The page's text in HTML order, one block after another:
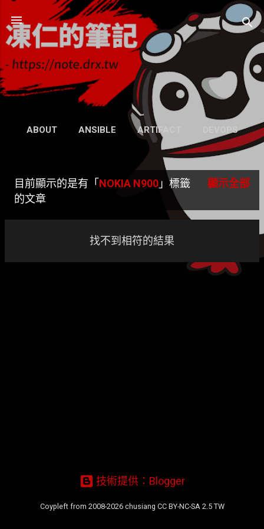
跳到主要內容
凍仁的筆記
- https://note.drx.tw
網頁
ABOUT ANSIBLE ARTIFACT DEVOPS
WIKI 更多…
GRAVATAR
發
表
章
目前顯示的是有「NOKIA N900 」標籤
的文章
顯示全部
找不到相符的結果
技術提供：Blogger
Coypleft from 2008-2026 chusiang CC BY-NC-SA 2.5 TW